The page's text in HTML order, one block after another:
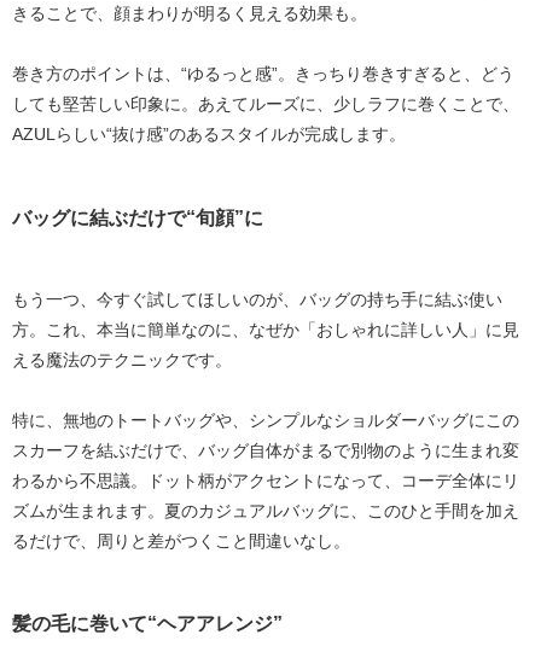
きることで、顔まわりが明るく見える効果も。
巻き方のポイントは、 “ゆるっと感”。きっちり巻きすぎると、どう
しても堅苦しい印象に。あえてルーズに、少しラフに巻くことで、
AZULらしい“抜け感”のあるスタイルが完成します。
バッグに結ぶだけで“旬顔”に
もう一つ、今すぐ試してほしいのが、 バッグの持ち手に結ぶ使い
方。これ、本当に簡単なのに、なぜか「おしゃれに詳しい人」に見
える魔法のテクニックです。
特に、無地のトートバッグや、シンプルなショルダーバッグにこの
スカーフを結ぶだけで、 バッグ自体がまるで別物のように生まれ変
わるから不思議。ドット柄がアクセントになって、コーデ全体にリ
ズムが生まれます。夏のカジュアルバッグに、このひと手間を加え
るだけで、周りと差がつくこと間違いなし。
髪の毛に巻いて“ヘアアレンジ”